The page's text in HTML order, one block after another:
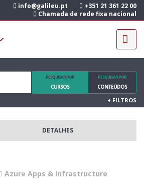
info@galileu.pt
+351 21 361 22 00
Chamada de rede fixa nacional
PESQUISAR POR
CURSOS
PESQUISAR POR
CONTEÚDOS
+ FILTROS
DETALHES
Azure Apps & Infrastructure